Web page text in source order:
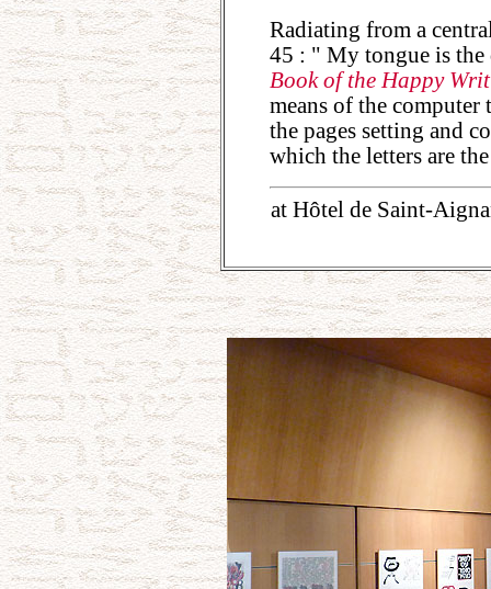
Radiating from a
45 : " My tongue is
Book of the Happy
means of the
the pages setting and
which the letters are
at Hôtel de Saint-